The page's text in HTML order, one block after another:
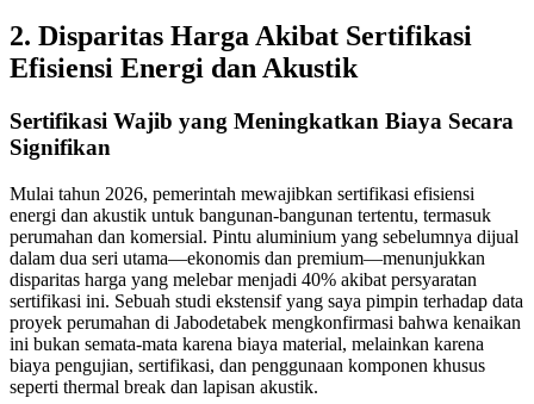
2. Disparitas Harga Akibat Sertifikasi
Efisiensi Energi dan Akustik
Sertifikasi Wajib yang Meningkatkan Biaya Secara
Signifikan
Mulai tahun 2026, pemerintah mewajibkan sertifikasi efisiensi
energi dan akustik untuk bangunan-bangunan tertentu, termasuk
perumahan dan komersial. Pintu aluminium yang sebelumnya dijual
dalam dua seri utama—ekonomis dan premium—menunjukkan
disparitas harga yang melebar menjadi 40% akibat persyaratan
sertifikasi ini. Sebuah studi ekstensif yang saya pimpin terhadap data
proyek perumahan di Jabodetabek mengkonfirmasi bahwa kenaikan
ini bukan semata-mata karena biaya material, melainkan karena
biaya pengujian, sertifikasi, dan penggunaan komponen khusus
seperti thermal break dan lapisan akustik.